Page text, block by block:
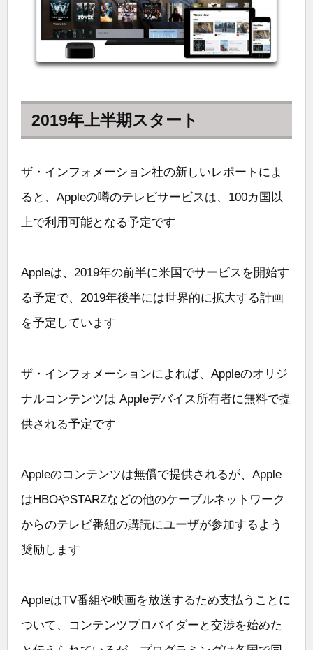
2019年上半期スタート
ザ・インフォメーション社の新しいレポートによ
ると、Appleの噂のテレビサービスは、100カ国以
上で利用可能となる予定です
Appleは、2019年の前半に米国でサービスを開始す
る予定で、2019年後半には世界的に拡大する計画
を予定しています
ザ・インフォメーションによれば、Appleのオリジ
ナルコンテンツは Appleデバイス所有者に無料で提
供される予定です
Appleのコンテンツは無償で提供されるが、Apple
はHBOやSTARZなどの他のケーブルネットワーク
からのテレビ番組の購読にユーザが参加するよう
奨励します
AppleはTV番組や映画を放送するため支払うことに
ついて、コンテンツプロバイダーと交渉を始めた